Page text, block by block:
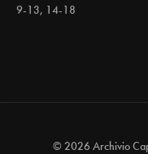
9-13, 14-18
© 2026 Archivio